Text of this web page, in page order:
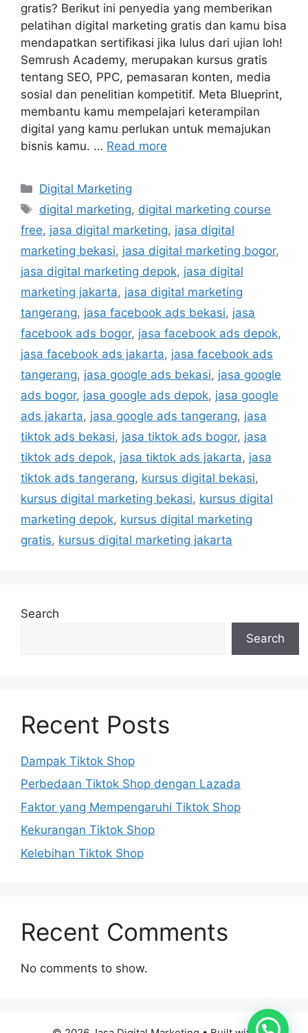
gratis? Berikut ini penyedia yang memberikan
pelatihan digital marketing gratis dan kamu bisa
mendapatkan sertifikasi jika lulus dari ujian loh!
Semrush Academy, merupakan kursus gratis
tentang SEO, PPC, pemasaran konten, media
sosial dan penelitian kompetitif. Meta Blueprint,
membantu kamu mempelajari keterampilan
digital yang kamu perlukan untuk memajukan
bisnis kamu. … Read more
Digital Marketing
digital marketing, digital marketing course
free, jasa digital marketing, jasa digital
marketing bekasi, jasa digital marketing bogor,
jasa digital marketing depok, jasa digital
marketing jakarta, jasa digital marketing
tangerang, jasa facebook ads bekasi, jasa
facebook ads bogor, jasa facebook ads depok,
jasa facebook ads jakarta, jasa facebook ads
tangerang, jasa google ads bekasi, jasa google
ads bogor, jasa google ads depok, jasa google
ads jakarta, jasa google ads tangerang, jasa
tiktok ads bekasi, jasa tiktok ads bogor, jasa
tiktok ads depok, jasa tiktok ads jakarta, jasa
tiktok ads tangerang, kursus digital bekasi,
kursus digital marketing bekasi, kursus digital
marketing depok, kursus digital marketing
gratis, kursus digital marketing jakarta
Search
Search
Recent Posts
Dampak Tiktok Shop
Perbedaan Tiktok Shop dengan Lazada
Faktor yang Mempengaruhi Tiktok Shop
Kekurangan Tiktok Shop
Kelebihan Tiktok Shop
Recent Comments
No comments to show.